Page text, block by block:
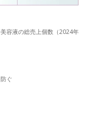
容液の総売上個数（2024年
ぐ